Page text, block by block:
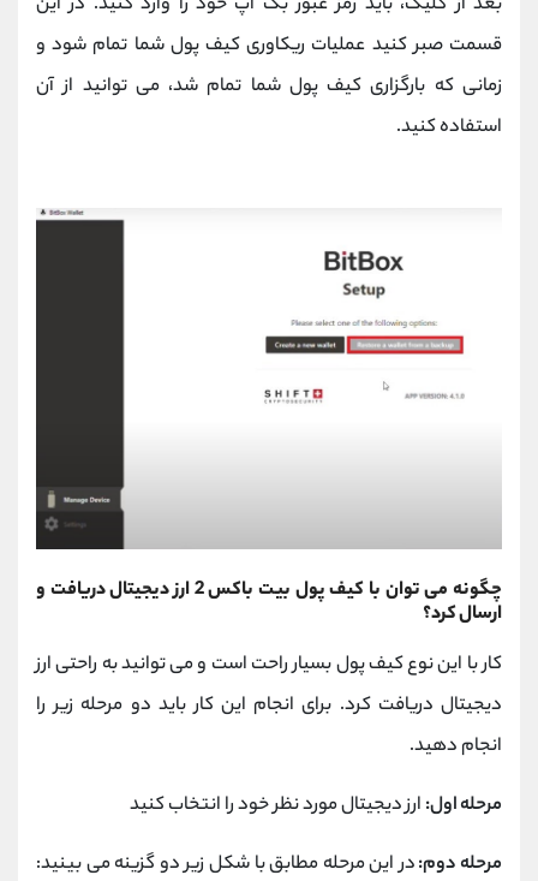
قسمت صبر کنید عملیات ریکاوری کیف پول شما تمام شود و
زمانی که بارگزاری کیف پول شما تمام شد، می توانید از آن
استفاده کنید.
چگونه می توان با کیف پول بیت باکس 2 ارز دیجیتال دریافت و
ارسال کرد؟
کار با این نوع کیف پول بسیار راحت است و می توانید به راحتی ارز
دیجیتال دریافت کرد. برای انجام این کار باید دو مرحله زیر را
انجام دهید.
مرحله اول: ارز دیجیتال مورد نظر خود را انتخاب کنید
مرحله دوم:در این مرحله مطابق با شکل زیر دو گزینه می بینید: